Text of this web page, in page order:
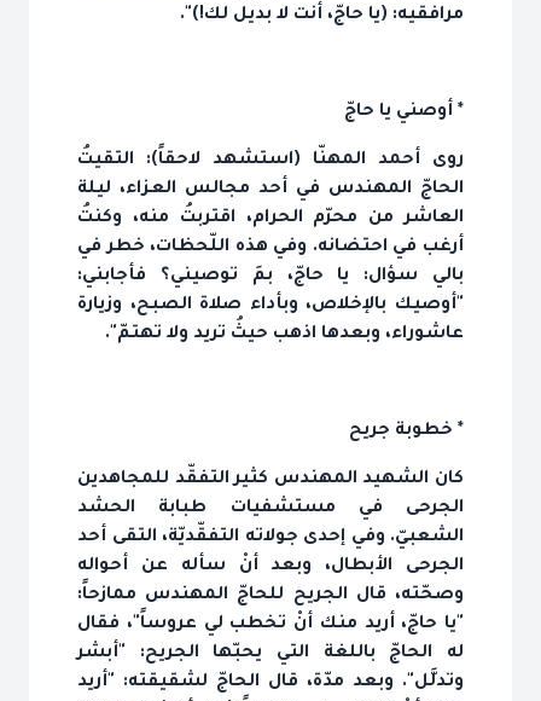
مرافقيه: (يا حاجّ، أنت لا بديل لك!)".
* أوصني يا حاجّ
روى أحمد المهنّا (استشهد لاحقاً): التقيتُ
الحاجّ المهندس في أحد مجالس العزاء، ليلة
العاشر من محرّم الحرام، اقتربتُ منه، وكنتُ
أرغب في احتضانه. وفي هذه اللّحظات، خطر في
بالي سؤال: يا حاجّ، بمَ توصيني؟ فأجابني:
"أوصيك بالإخلاص، وبأداء صلاة الصبح، وزيارة
عاشوراء، وبعدها اذهب حيثُ تريد ولا تهتمّ".
* خطوبة جريح
كان الشهيد المهندس كثير التفقّد للمجاهدين
الجرحى في مستشفيات طبابة الحشد
الشعبيّ. وفي إحدى جولاته التفقّديّة، التقى أحد
الجرحى الأبطال، وبعد أنْ سأله عن أحواله
وصحّته، قال الجريح للحاجّ المهندس ممازحاً:
"يا حاجّ، أريد منك أنْ تخطب لي عروساً"، فقال
له الحاجّ باللغة التي يحبّها الجريح: "أبشر
وتدلَّل". وبعد مدّة، قال الحاجّ لشقيقته: "أريد